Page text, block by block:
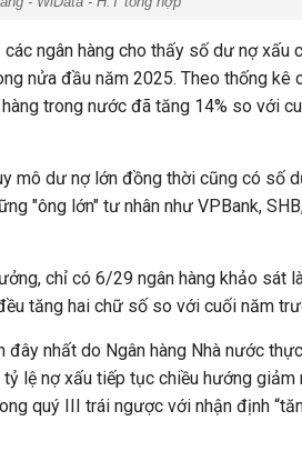
ngân hàng cho thấy số dư nợ xấu
nửa đầu năm 2025. Theo thống kê
trong nước đã tăng 14% so với
mô dư nợ lớn đồng thời cũng có số
"ông lớn" tư nhân như VPBank,
chỉ có 6/29 ngân hàng khảo sát
tăng hai chữ số so với cuối năm
đây nhất do Ngân hàng Nhà nước
tỷ lệ nợ xấu tiếp tục chiều hướng
quý III trái ngược với nhận định